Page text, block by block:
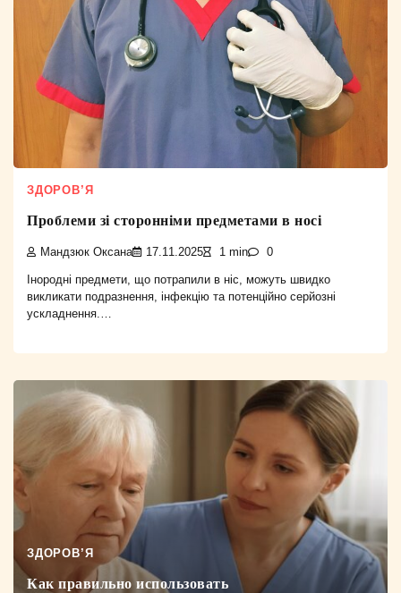
ЗДОРОВ’Я
Проблеми зі сторонніми предметами в носі
Мандзюк Оксана 17.11.2025 1 min 0
Інородні предмети, що потрапили в ніс, можуть швидко
викликати подразнення, інфекцію та потенційно серйозні
ускладнення.…
ЗДОРОВ’Я
Как правильно использовать